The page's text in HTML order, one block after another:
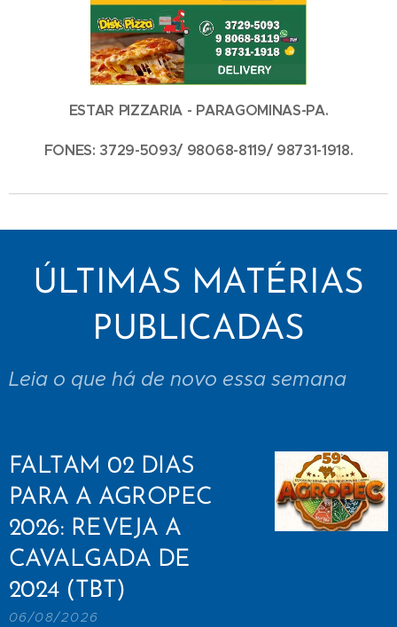
ESTAR PIZZARIA - PARAGOMINAS-PA.
FONES: 3729-5093/ 98068-8119/ 98731-1918.
ÚLTIMAS MATÉRIAS
PUBLICADAS
Leia o que há de novo essa semana
FALTAM 02 DIAS
PARA A AGROPEC
2026: REVEJA A
CAVALGADA DE
2024 (TBT)
06/08/2026